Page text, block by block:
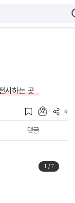
시하는 곳
4
댓글
1/ 7